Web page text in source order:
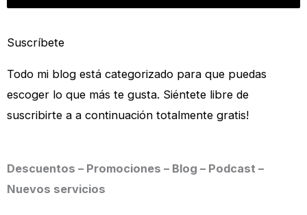
Suscríbete
Todo mi blog está categorizado para que puedas
escoger lo que más te gusta. Siéntete libre de
suscribirte a a continuación totalmente gratis!
Descuentos – Promociones – Blog – Podcast –
Nuevos servicios